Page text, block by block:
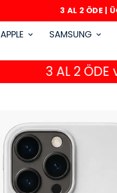
3 AL 2 ÖDE |
APPLE SAMSUNG
3 AL 2 ÖDE